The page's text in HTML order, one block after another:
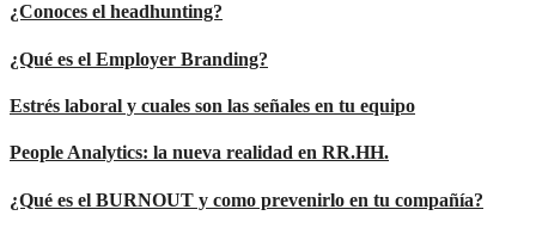
¿Conoces el headhunting?
¿Qué es el Employer Branding?
Estrés laboral y cuales son las señales en tu equipo
People Analytics: la nueva realidad en RR.HH.
¿Qué es el BURNOUT y como prevenirlo en tu compañía?